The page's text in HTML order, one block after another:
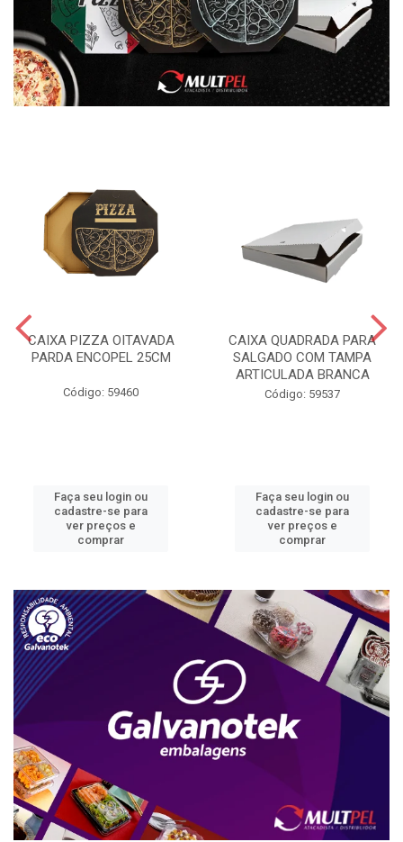
CAIXA PIZZA OITAVADA
PARDA ENCOPEL 25CM
Código: 59460
Faça seu login ou
cadastre-se para
ver preços e
comprar
CAIXA QUADRADA PARA
SALGADO COM TAMPA
ARTICULADA BRANCA
Código: 59537
Faça seu login ou
cadastre-se para
ver preços e
comprar